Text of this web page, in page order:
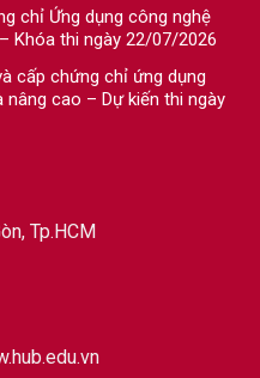
chỉ Ứng dụng công nghệ
Khóa thi ngày 22/07/2026
cấp chứng chỉ ứng dụng
cao – Dự kiến thi ngày
Tp.HCM